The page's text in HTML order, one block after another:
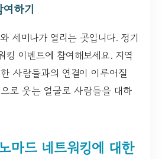
하기
세미나가 열리는 곳입니다. 정기
킹 이벤트에 참여해보세요. 지역
사람들과의 연결이 이루어질
로 웃는 얼굴로 사람들을 대하
마드 네트워킹에 대한